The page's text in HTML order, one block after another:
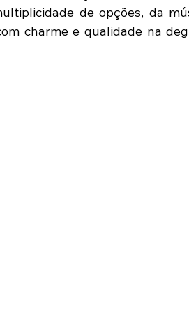
de opções, da
charme e qualidade na